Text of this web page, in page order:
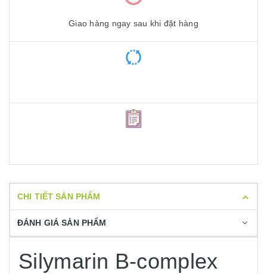
Giao hàng ngay sau khi đặt hàng
CHI TIẾT SẢN PHẨM
ĐÁNH GIÁ SẢN PHẨM
Silymarin B-complex